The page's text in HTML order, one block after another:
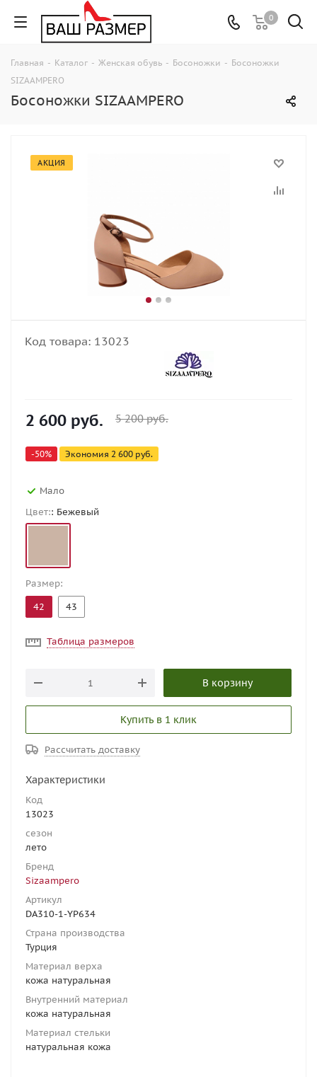
0
Главная - Каталог - Женская обувь - Босоножки - Босоножки
SIZAAMPERO
Босоножки SIZAAMPERO
АКЦИЯ
Код товара: 13023
2 600 руб. 5 200руб.
-50% Экономия 2 600 руб.
Мало
Цвет:: Бежевый
Размер:
42
43
Таблица размеров
В корзину
Купить в 1 клик
Рассчитать доставку
Характеристики
Код
13023
сезон
лето
Бренд
Sizaampero
Артикул
DA310-1-YP634
Страна производства
Турция
Материал верха
кожа натуральная
Внутренний материал
кожа натуральная
Материал стельки
натуральная кожа